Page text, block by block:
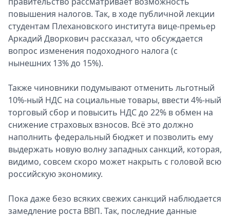
повышения налогов. Так, в ходе публичной лекции
студентам Плехановского института вице-премьер
Аркадий Дворкович рассказал, что обсуждается
вопрос изменения подоходного налога (с
нынешних 13% до 15%).
Также чиновники подумывают отменить льготный
10%-ный НДС на социальные товары, ввести 4%-ный
торговый сбор и повысить НДС до 22% в обмен на
снижение страховых взносов. Всё это должно
наполнить федеральный бюджет и позволить ему
выдержать новую волну западных санкций, которая,
видимо, совсем скоро может накрыть с головой всю
российскую экономику.
Пока даже безо всяких свежих санкций наблюдается
замедление роста ВВП. Так, последние данные